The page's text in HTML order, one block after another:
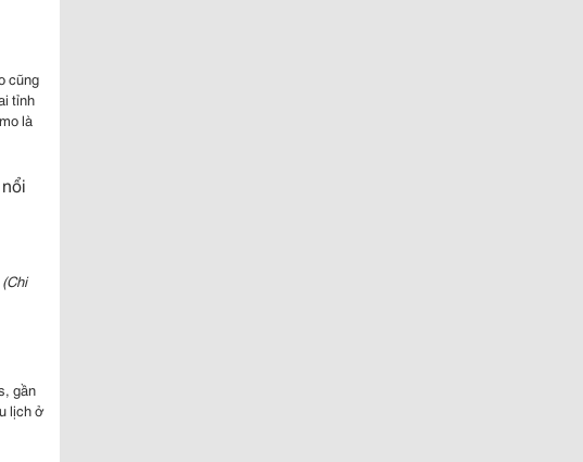
cũng
tỉnh
là
(Chi
gần
lịch ở